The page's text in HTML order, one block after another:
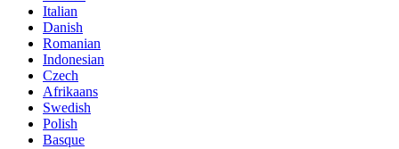
Italian
Danish
Romanian
Indonesian
Czech
Afrikaans
Swedish
Polish
Basque